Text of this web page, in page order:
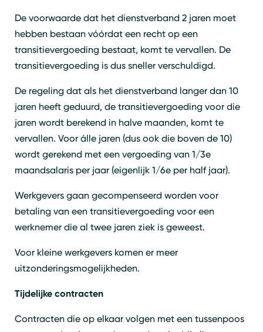
De voorwaarde dat het dienstverband 2 jaren moet
hebben bestaan vóórdat een recht op een
transitievergoeding bestaat, komt te vervallen. De
transitievergoeding is dus sneller verschuldigd.
De regeling dat als het dienstverband langer dan 10
jaren heeft geduurd, de transitievergoeding voor die
jaren wordt berekend in halve maanden, komt te
vervallen. Voor álle jaren (dus ook die boven de 10)
wordt gerekend met een vergoeding van 1/3e
maandsalaris per jaar (eigenlijk 1/6e per half jaar).
Werkgevers gaan gecompenseerd worden voor
betaling van een transitievergoeding voor een
werknemer die al twee jaren ziek is geweest.
Voor kleine werkgevers komen er meer
uitzonderingsmogelijkheden.
Tijdelijke contracten
Contracten die op elkaar volgen met een tussenpoos
Zoeken Sluiten